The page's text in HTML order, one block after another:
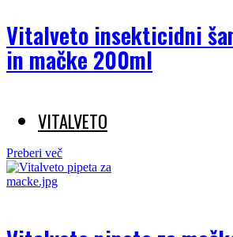
Vitalveto insekticidni
in mačke 200ml
VITALVETO
Preberi več